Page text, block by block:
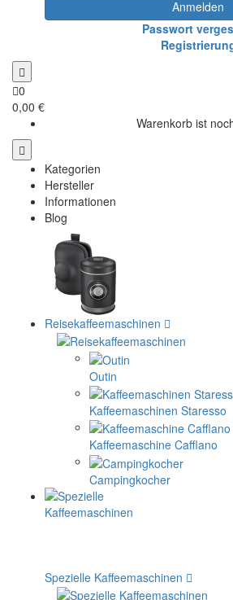
Anmelden
Passwort
0
0,00 €
Warenkorb ist
Kategorien
Hersteller
Informationen
Blog
Reisekaffeemaschinen
Outin
Kaffeemaschinen Staresso
Kaffeemaschine Cafflano
Campingkocher
Spezielle Kaffeemaschinen